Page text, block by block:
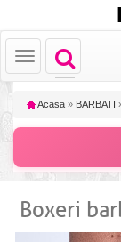
Toggle
navigation
Toggle
navigation
Acasa » BARBATI
Boxeri